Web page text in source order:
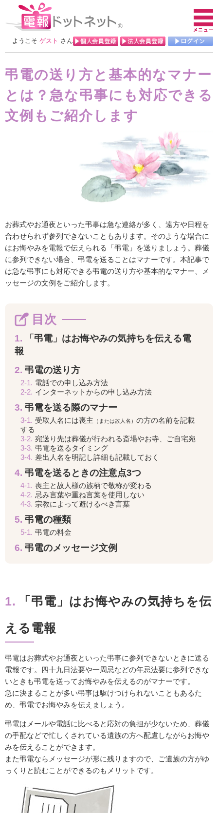
ようこそ ゲスト さん
弔電の送り方と基本的なマナー
とは？急な弔事にも対応できる
文例もご紹介します
お葬式やお通夜といった弔事は急な連絡が多く、遠方や日程を
合わせられず参列できないこともあります。そのような場合に
はお悔やみを電報で伝えられる「弔電」を送りましょう。葬儀
に参列できない場合、弔電を送ることはマナーです。本記事で
は急な弔事にも対応できる弔電の送り方や基本的なマナー、メ
ッセージの文例をご紹介します。
目次
1.
「弔電」はお悔やみの気持ちを伝える電
報
2. 弔電の送り方
2-1. 電話での申し込み方法
2-2. インターネットからの申し込み方法
3. 弔電を送る際のマナー
3-1. 受取人名には喪主 （または故人名） の方の名前を記載
する
3-2. 宛送り先は葬儀が行われる斎場やお寺、ご自宅宛
3-3. 弔電を送るタイミング
3-4. 差出人名を明記し詳細も記載しておく
4. 弔電を送るときの注意点3つ
4-1. 喪主と故人様の族柄で敬称が変わる
4-2. 忌み言葉や重ね言葉を使用しない
4-3. 宗教によって避けるべき言葉
5. 弔電の種類
5-1. 弔電の料金
6. 弔電のメッセージ文例
1.
「弔電」はお悔やみの気持ちを伝
える電報
弔電はお葬式やお通夜といった弔事に参列できないときに送る
電報です。四十九日法要や一周忌などの年忌法要に参列できな
いときも弔電を送ってお悔やみを伝えるのがマナーです。
急に決まることが多い弔事は駆けつけられないこともあるた
め、弔電でお悔やみを伝えましょう。
弔電はメールや電話に比べると応対の負担が少ないため、葬儀
の手配などで忙しくされている遺族の方へ配慮しながらお悔や
みを伝えることができます。
また弔電ならメッセージが形に残りますので、ご遺族の方がゆ
っくりと読むことができるのもメリットです。